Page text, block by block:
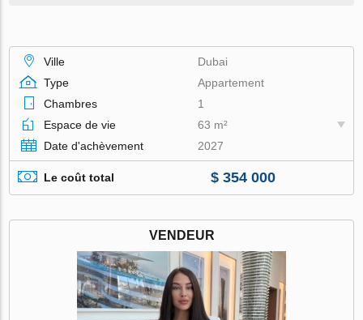
Ville
Dubai
Type
Appartement
Chambres
1
Espace de vie
63 m²
Date d'achèvement
2027
Le coût total $ 354 000
VENDEUR